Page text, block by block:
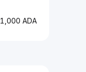
1,000 ADA